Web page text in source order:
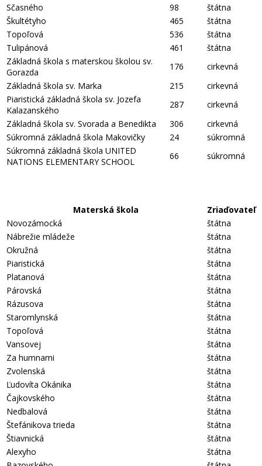
Sčasného
98
štátna
Škultétyho
465
štátna
Topoľová
536
štátna
Tulipánová
461
štátna
Základná škola s materskou školou sv.
Gorazda
176
cirkevná
Základná škola sv. Marka
215
cirkevná
Piaristická základná škola sv. Jozefa
Kalazanského
287
cirkevná
Základná škola sv. Svorada a Benedikta
306
cirkevná
Súkromná základná škola Makovičky
24
súkromná
Súkromná základná škola UNITED
NATIONS ELEMENTARY SCHOOL
66 súkromná
Materská škola
Zriaďovateľ
Novozámocká
štátna
Nábrežie mládeže
štátna
Okružná
štátna
Piaristická
štátna
Platanová
štátna
Párovská
štátna
Rázusova
štátna
Staromlynská
štátna
Topoľová
štátna
Vansovej
štátna
Za humnami
štátna
Zvolenská
štátna
Ľudovíta Okánika
štátna
Čajkovského
štátna
Nedbalová
štátna
Štefánikova trieda
štátna
Štiavnická
štátna
Alexyho
štátna